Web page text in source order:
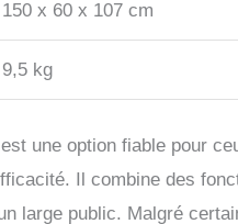
150 x 60 x 107 cm
9,5 kg
une option fiable pour
Il combine des
large public. Malgré